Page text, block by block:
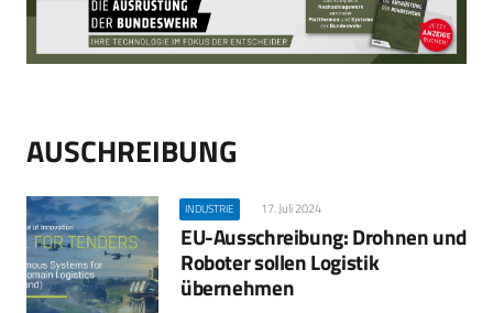
AUSCHREIBUNG
INDUSTRIE 17. Juli 2024
EU-Ausschreibung: Drohnen und
Roboter sollen Logistik
übernehmen